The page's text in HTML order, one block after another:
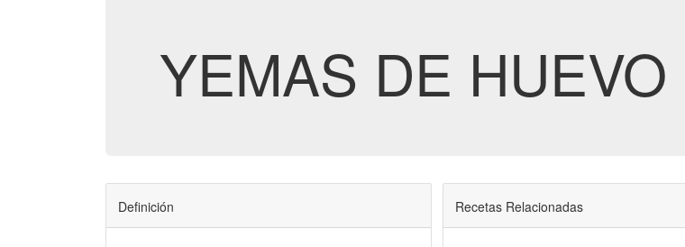
YEMAS DE HUEVO
Definición Recetas Relacionadas